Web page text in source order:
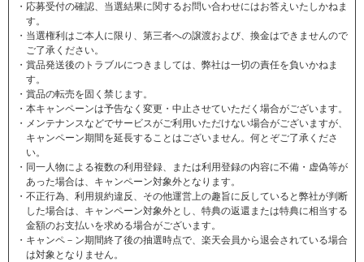
応募受付の確認、当選結果に関するお問い合わせにはお答えいたしかねま
す。
当選権利はご本人に限り、第三者への譲渡および、換金はできませんので
ご了承ください。
賞品発送後のトラブルにつきましては、弊社は一切の責任を負いかねま
す。
賞品の転売を固く禁じます。
本キャンペーンは予告なく変更・中止させていただく場合がございます。
メンテナンスなどでサービスがご利用いただけない場合がございますが、
キャンペーン期間を延長することはございません。何とぞご了承くださ
い。
同一人物による複数の利用登録、または利用登録の内容に不備・虚偽等が
あった場合は、キャンペーン対象外となります。
不正行為、利用規約違反、その他運営上の趣旨に反していると弊社が判断
した場合は、キャンペーン対象外とし、特典の返還または特典に相当する
金額のお支払いを求める場合がございます。
キャンペ－ン期間終了後の抽選時点で、楽天会員から退会されている場合
は対象となりません。